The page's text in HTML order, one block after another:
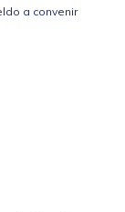
a convenir